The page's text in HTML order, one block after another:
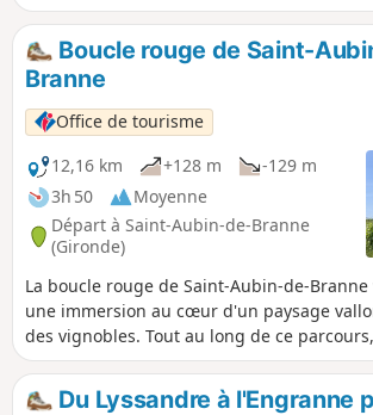
Boucle rouge de Saint-
Branne
Office de tourisme
12,16 km
+128 m
-129 m
3h 50
Moyenne
Départ à Saint-Aubin-de-Branne
(Gironde)
La boucle rouge de Saint-Aubin-de-
une immersion au cœur d'un paysage
des vignobles. Tout au long de ce
admirer de beaux panoramas et partir à la
trésors patrimoniaux.
Du Lyssandre à l'Engranne